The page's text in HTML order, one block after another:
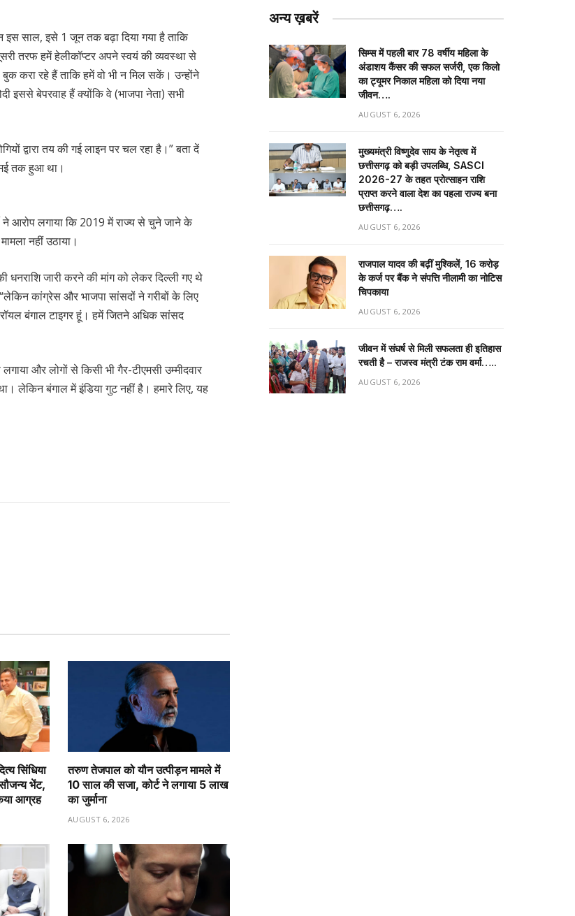
साल, इसे 1 जून तक बढ़ा दिया गया है ताकि
तरफ हमें हेलीकॉप्टर अपने स्वयं की व्यवस्था से
करा रहे हैं ताकि हमें वो भी न मिल सकें। उन्होंने
इससे बेपरवाह हैं क्योंकि वे (भाजपा नेता) सभी
द्वारा तय की गई लाइन पर चल रहा है।” बता दें
तक हुआ था।
ने आरोप लगाया कि 2019 में राज्य से चुने जाने के
नहीं उठाया।
धनराशि जारी करने की मांग को लेकर दिल्ली गए थे
कांग्रेस और भाजपा सांसदों ने गरीबों के लिए
बंगाल टाइगर हूं। हमें जितने अधिक सांसद
और लोगों से किसी भी गैर-टीएमसी उम्मीदवार
लेकिन बंगाल में इंडिया गुट नहीं है। हमारे लिए, यह
सिंधिया
भेंट,
आग्रह
तरुण तेजपाल को यौन उत्पीड़न मामले में
10 साल की सजा, कोर्ट ने लगाया ₹5 लाख
का जुर्माना
AUGUST 6, 2026
अन्य ख़बरें
सिम्स में पहली बार 78 वर्षीय महिला के
अंडाशय कैंसर की सफल सर्जरी, एक किलो
का ट्यूमर निकाल महिला को दिया नया
जीवन….
AUGUST 6, 2026
मुख्यमंत्री विष्णुदेव साय के नेतृत्व में
छत्तीसगढ़ को बड़ी उपलब्धि, SASCI
2026-27 के तहत प्रोत्साहन राशि
प्राप्त करने वाला देश का पहला राज्य बना
छत्तीसगढ़….
AUGUST 6, 2026
राजपाल यादव की बढ़ीं मुश्किलें, ₹16 करोड़
के कर्ज पर बैंक ने संपत्ति नीलामी का नोटिस
चिपकाया
AUGUST 6, 2026
जीवन में संघर्ष से मिली सफलता ही इतिहास
रचती है – राजस्व मंत्री टंक राम वर्मा…..
AUGUST 6, 2026